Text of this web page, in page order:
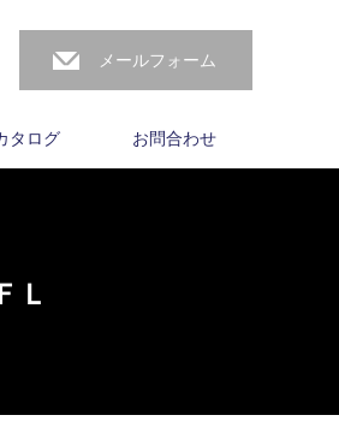
メールフォーム
タログ お問合わせ
Ｌ